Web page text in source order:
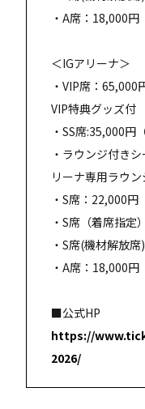
・A席：18,000円
＜IGアリーナ＞
・VIP席：65,000
VIP特典グッズ付
・SS席:35,000円
・ラウンジ付き
リーナ専用ラウ
・S席：22,000円
・S席（着席指定
・S席(機材解放席
・A席：18,000円
■公式HP
https://
2026/